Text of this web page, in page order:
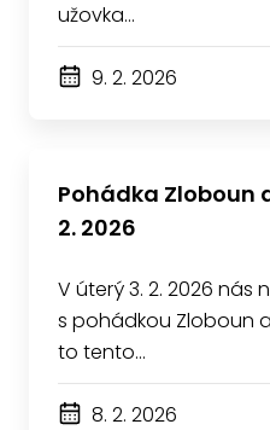
užovka…
9. 2. 2026
Pohádka Zloboun
2. 2026
V úterý 3. 2. 2026
s pohádkou Zloboun
to tento…
8. 2. 2026